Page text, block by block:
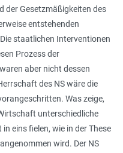
der Gesetzmäßigkeiten des
entstehenden
staatlichen Interventionen
Prozess der
aber nicht dessen
des NS wäre die
Was zeige,
unterschiedliche
eins fielen, wie in der These
wird. Der NS